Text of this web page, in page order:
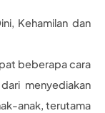
Kehamilan dan
beberapa cara
menyediakan
anak, terutama